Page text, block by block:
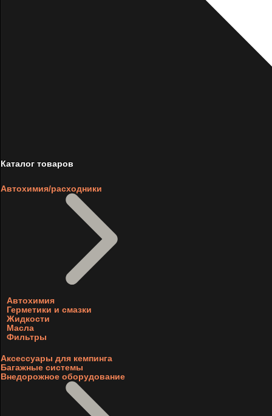
Каталог товаров
Автохимия/расходники
Автохимия
Герметики и смазки
Жидкости
Масла
Фильтры
Аксессуары для кемпинга
Багажные системы
Внедорожное оборудование